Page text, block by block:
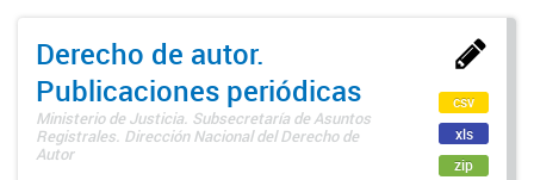
Derecho de autor.
Publicaciones periódicas
Ministerio de Justicia. Subsecretaría de Asuntos
Registrales. Dirección Nacional del Derecho de
Autor
csv
xls
zip